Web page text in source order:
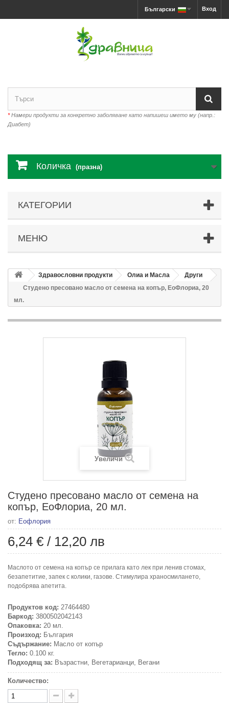
Вход
Български
*Намери продукти за конкретно заболяване като напишеш името му (напр.:
Диабет)
Количка (празна)
КАТЕГОРИИ
МЕНЮ
Здравословни продукти Олиа и Масла
Други
Студено пресовано масло от семена на копър, ЕоФлориа, 20
мл.
Увеличи
Студено пресовано масло от семена на
копър, ЕоФлориа, 20 мл.
от: Еофлория
6,24 € / 12,20 лв
Маслото от семена на копър се прилага като лек при ленив стомах,
безапетитие, запек с колики, газове. Стимулира храносмилането,
подобрява апетита.
Продуктов код: 27464480
Баркод: 3800502042143
Опаковка: 20 мл.
Произход: България
Съдържание: Масло от копър
Тегло: 0.100 кг.
Подходящ за: Възрастни, Вегетарианци, Вегани
Количество: